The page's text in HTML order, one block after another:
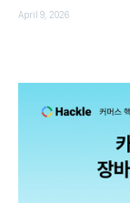
April 9, 2026